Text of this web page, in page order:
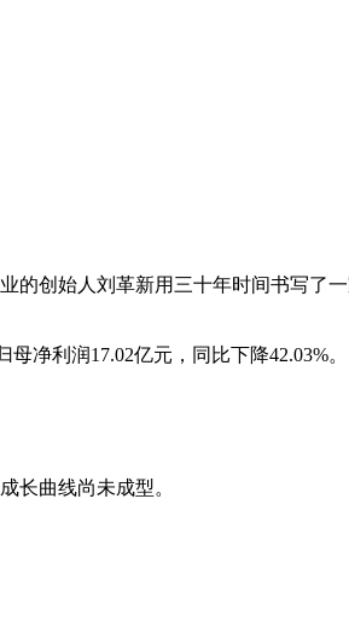
的创始人刘革新用三十年时间书写了
净利润17.02亿元，同比下降42.03%。
长曲线尚未成型。